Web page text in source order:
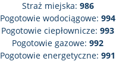
Straż miejska: 986
Pogotowie wodociągowe: 994
Pogotowie ciepłownicze: 993
Pogotowie gazowe: 992
Pogotowie energetyczne: 991